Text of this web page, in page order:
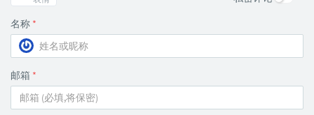
名称 *
邮箱 *